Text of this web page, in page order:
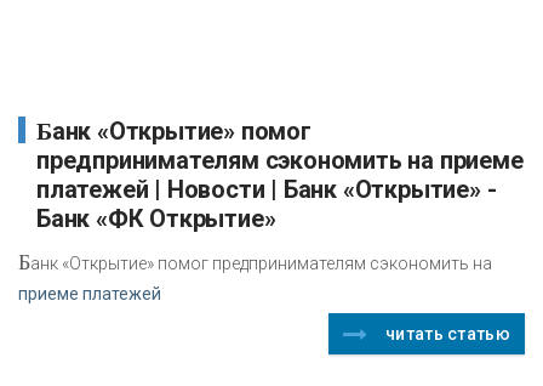
Банк «Открытие» помог
предпринимателям сэкономить на приеме
платежей | Новости | Банк «Открытие» -
Банк «ФК Открытие»
Банк «Открытие» помог предпринимателям сэкономить на
приеме платежей
читать статью